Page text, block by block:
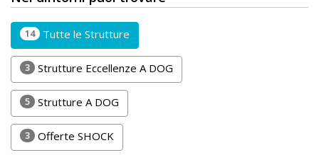
Accedi
Registrati
14 Tutte le Strutture
3 Strutture Eccellenze A DOG
5 Strutture A DOG
3 Offerte SHOCK